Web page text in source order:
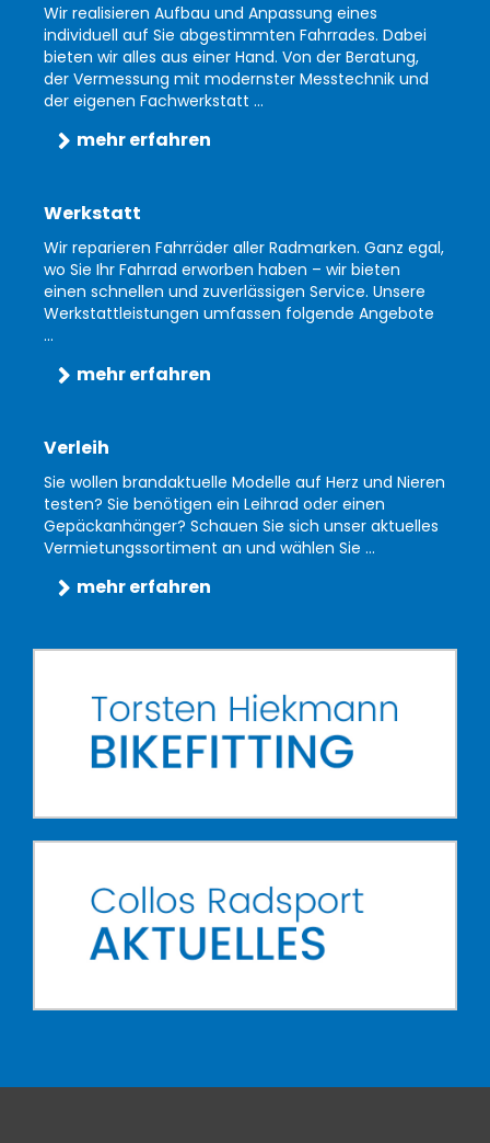
Wir realisieren Aufbau und Anpassung eines
individuell auf Sie abgestimmten Fahrrades. Dabei
bieten wir alles aus einer Hand. Von der Beratung,
der Vermessung mit modernster Messtechnik und
der eigenen Fachwerkstatt ...
mehr erfahren
Werkstatt
Wir reparieren Fahrräder aller Radmarken. Ganz egal,
wo Sie Ihr Fahrrad erworben haben – wir bieten
einen schnellen und zuverlässigen Service. Unsere
Werkstattleistungen umfassen folgende Angebote
...
mehr erfahren
Verleih
Sie wollen brandaktuelle Modelle auf Herz und Nieren
testen? Sie benötigen ein Leihrad oder einen
Gepäckanhänger? Schauen Sie sich unser aktuelles
Vermietungssortiment an und wählen Sie ...
mehr erfahren